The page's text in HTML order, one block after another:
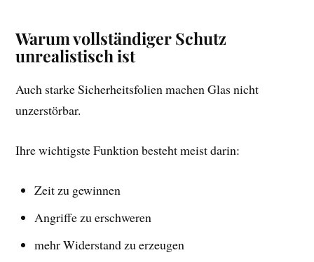
Warum vollständiger Schutz
unrealistisch ist
Auch starke Sicherheitsfolien machen Glas nicht
unzerstörbar.
Ihre wichtigste Funktion besteht meist darin:
Zeit zu gewinnen
Angriffe zu erschweren
mehr Widerstand zu erzeugen